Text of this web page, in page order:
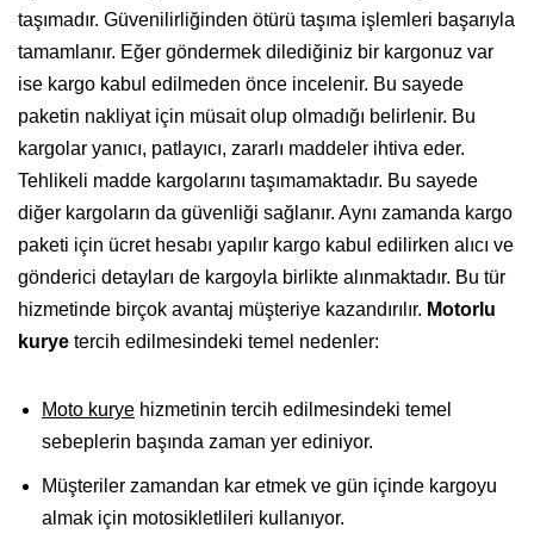
taşımadır. Güvenilirliğinden ötürü taşıma işlemleri başarıyla
tamamlanır. Eğer göndermek dilediğiniz bir kargonuz var
ise kargo kabul edilmeden önce incelenir. Bu sayede
paketin nakliyat için müsait olup olmadığı belirlenir. Bu
kargolar yanıcı, patlayıcı, zararlı maddeler ihtiva eder.
Tehlikeli madde kargolarını taşımamaktadır. Bu sayede
diğer kargoların da güvenliği sağlanır. Aynı zamanda kargo
paketi için ücret hesabı yapılır kargo kabul edilirken alıcı ve
gönderici detayları de kargoyla birlikte alınmaktadır. Bu tür
hizmetinde birçok avantaj müşteriye kazandırılır. Motorlu
kurye tercih edilmesindeki temel nedenler:
Moto kurye hizmetinin tercih edilmesindeki temel
sebeplerin başında zaman yer ediniyor.
Müşteriler zamandan kar etmek ve gün içinde kargoyu
almak için motosikletlileri kullanıyor.